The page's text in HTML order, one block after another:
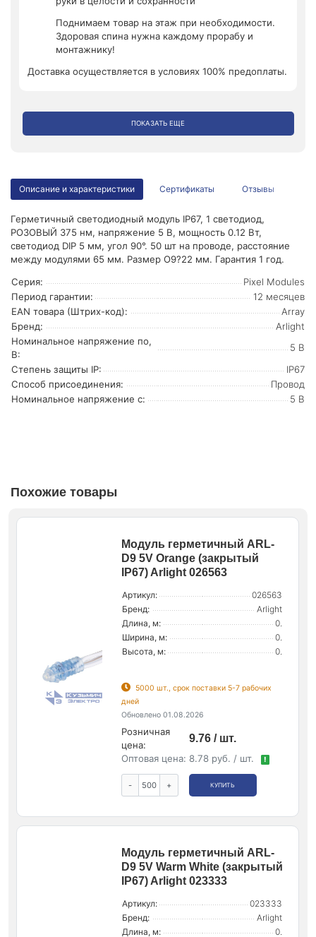
Поднимаем товар на этаж при необходимости.
Здоровая спина нужна каждому прорабу и
монтажнику!
Доставка осуществляется в условиях 100% предоплаты.
ПОКАЗАТЬ ЕЩЕ
Описание и характеристики Сертификаты Отзывы
Герметичный светодиодный модуль IP67, 1 светодиод,
РОЗОВЫЙ 375 нм, напряжение 5 В, мощность 0.12 Вт,
светодиод DIP 5 мм, угол 90°. 50 шт на проводе, расстояние
между модулями 65 мм. Размер O9?22 мм. Гарантия 1 год.
Серия:
Pixel Modules
Период гарантии:
12 месяцев
EAN товара (Штрих-код):
Array
Бренд:
Arlight
Номинальное напряжение по,
В:
5 В
Степень защиты IP:
IP67
Способ присоединения:
Провод
Номинальное напряжение с:
5 В
Похожие товары
Модуль герметичный ARL-
D9 5V Orange (закрытый
IP67) Arlight 026563
Артикул:
026563
Бренд:
Arlight
Длина, м:
0.
Ширина, м:
0.
Высота, м:
0.
5000 шт., срок поставки 5-7 рабочих
дней
Обновлено 01.08.2026
Розничная
цена:
9.76 / шт.
Оптовая цена: 8.78 руб. / шт. !
- + КУПИТЬ
Модуль герметичный ARL-
D9 5V Warm White (закрытый
IP67) Arlight 023333
Артикул:
023333
Бренд:
Arlight
Длина, м:
0.